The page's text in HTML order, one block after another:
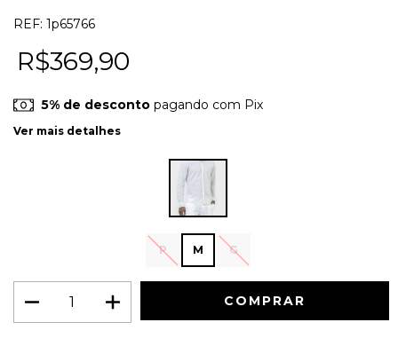
REF: 1p65766
R$369,90
5% de desconto pagando com Pix
Ver mais detalhes
P M G